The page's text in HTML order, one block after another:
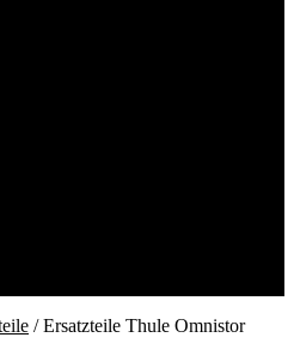
/Ersatzteile Thule Omnistor